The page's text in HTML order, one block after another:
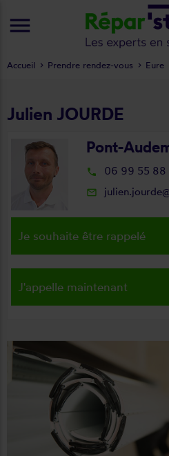
Accueil Prendre rendez-vous Eure
Julien JOURDE
Pont-
local_phone 06 99 55 88
mail_outline
Je souhaite être rappelé
J'appelle maintenant
menu